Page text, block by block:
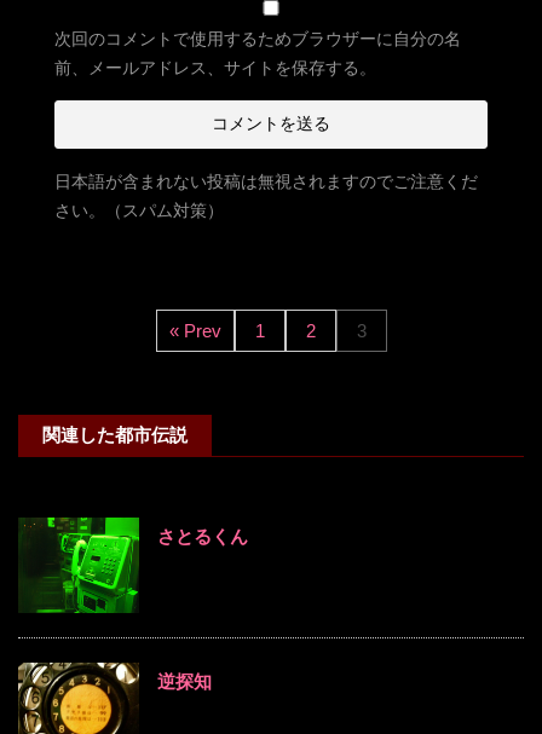
次回のコメントで使用するためブラウザーに自分の名
前、メールアドレス、サイトを保存する。
日本語が含まれない投稿は無視されますのでご注意くだ
さい。（スパム対策）
« Prev 1 2 3
関連した都市伝説
さとるくん
逆探知